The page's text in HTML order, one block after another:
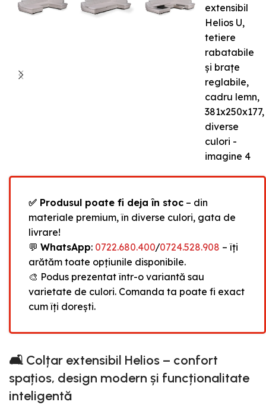
✅ Produsul poate fi deja în stoc – din
materiale premium, în diverse culori, gata de
livrare!
💬 WhatsApp: 0722.680.400/0724.528.908 – îți
arătăm toate opțiunile disponibile.
🎨 Podus prezentat într-o variantă sau
varietate de culori. Comanda ta poate fi exact
cum îți dorești.
🛋️ Colțar extensibil Helios – confort
spațios, design modern și funcționalitate
inteligentă